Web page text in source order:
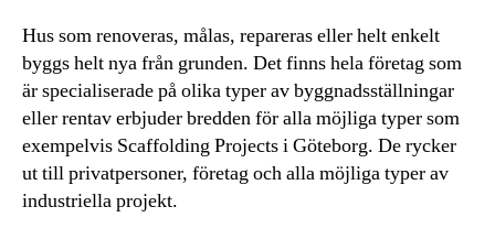
Hus som renoveras, målas, repareras eller helt enkelt
byggs helt nya från grunden. Det finns hela företag som
är specialiserade på olika typer av byggnadsställningar
eller rentav erbjuder bredden för alla möjliga typer som
exempelvis Scaffolding Projects i Göteborg. De rycker
ut till privatpersoner, företag och alla möjliga typer av
industriella projekt.